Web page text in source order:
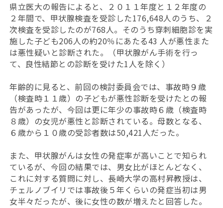
県立医大の報告によると、２０１１年度と１２年度の
２年間で、甲状腺検査を受診した176,648人のうち、２
次検査を受診したのが768人。そのうち穿刺細胞診を実
施した子ども206人の約20％にあたる43 人が悪性また
は悪性疑いと診断された。（甲状腺がん手術を行っ
て、良性結節との診断を受けた1人を除く）
年齢的に見ると、前回の検討委員会では、事故時９歳
（検査時１１歳）の子どもが悪性診断を受けたとの報
告があったが、今回は更に年少の事故時６歳（検査時
８歳）の女児が悪性と診断されている。母数となる、
６歳から１０歳の受診者数は50,421人だった。
また、甲状腺がんは女性の発症率が高いことで知られ
ているが、今回の結果では、男女比がほとんどなく、
これに対する質問に対し、長崎大学の高村昇教授は、
チェルノブイリでは事故後５年くらいの発症当初は男
女半々だったが、後に女性の数が増えたと回答した。